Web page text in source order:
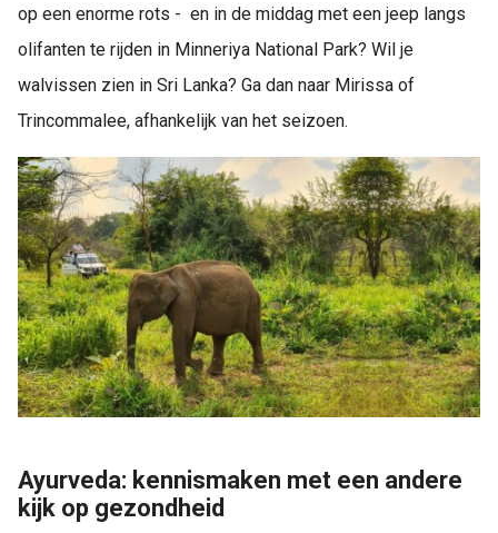
op een enorme rots - en in de middag met een jeep langs
olifanten te rijden in Minneriya National Park? Wil je
walvissen zien in Sri Lanka? Ga dan naar Mirissa of
Trincommalee, afhankelijk van het seizoen.
Ayurveda: kennismaken met een andere
kijk op gezondheid